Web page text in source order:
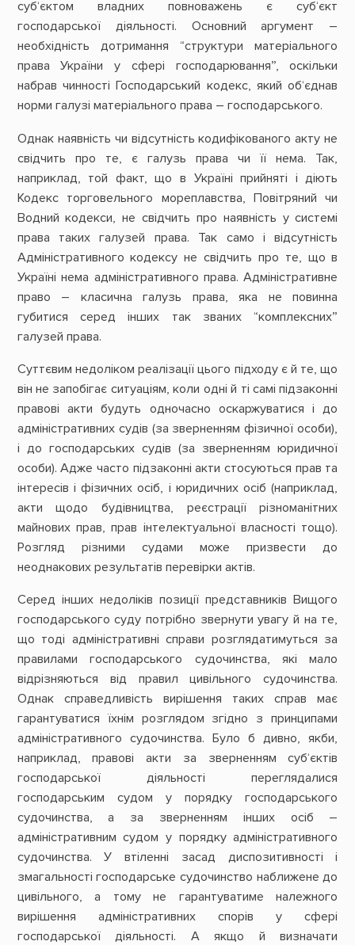
суб‘єктом владних повноважень є суб‘єкт
господарської діяльності. Основний аргумент –
необхідність дотримання “структури матеріального
права України у сфері господарювання”, оскільки
набрав чинності Господарський кодекс, який об‘єднав
норми галузі матеріального права – господарського.
Однак наявність чи відсутність кодифікованого акту не
свідчить про те, є галузь права чи її нема. Так,
наприклад, той факт, що в Україні прийняті і діють
Кодекс торговельного мореплавства, Повітряний чи
Водний кодекси, не свідчить про наявність у системі
права таких галузей права. Так само і відсутність
Адміністративного кодексу не свідчить про те, що в
Україні нема адміністративного права. Адміністративне
право – класична галузь права, яка не повинна
губитися серед інших так званих “комплексних”
галузей права.
Суттєвим недоліком реалізації цього підходу є й те, що
він не запобігає ситуаціям, коли одні й ті самі підзаконні
правові акти будуть одночасно оскаржуватися і до
адміністративних судів (за зверненням фізичної особи),
і до господарських судів (за зверненням юридичної
особи). Адже часто підзаконні акти стосуються прав та
інтересів і фізичних осіб, і юридичних осіб (наприклад,
акти щодо будівництва, реєстрації різноманітних
майнових прав, прав інтелектуальної власності тощо).
Розгляд різними судами може призвести до
неоднакових результатів перевірки актів.
Серед інших недоліків позиції представників Вищого
господарського суду потрібно звернути увагу й на те,
що тоді адміністративні справи розглядатимуться за
правилами господарського судочинства, які мало
відрізняються від правил цивільного судочинства.
Однак справедливість вирішення таких справ має
гарантуватися їхнім розглядом згідно з принципами
адміністративного судочинства. Було б дивно, якби,
наприклад, правові акти за зверненням суб‘єктів
господарської діяльності переглядалися
господарським судом у порядку господарського
судочинства, а за зверненням інших осіб –
адміністративним судом у порядку адміністративного
судочинства. У втіленні засад диспозитивності і
змагальності господарське судочинство наближене до
цивільного, а тому не гарантуватиме належного
вирішення адміністративних спорів у сфері
господарської діяльності. А якщо й визначати